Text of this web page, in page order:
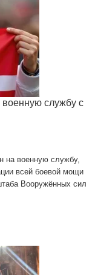
службу с
на военную службу,
всей боевой мощи
Вооружённых сил